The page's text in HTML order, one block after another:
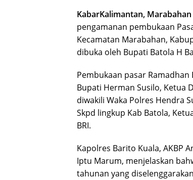
KabarKalimantan, Marabahan
pengamanan pembukaan
Kecamatan Marabahan,
dibuka oleh Bupati Batola H
Pembukaan pasar
Bupati Herman Susilo, Ketua
diwakili Waka Polres Hendra
Skpd lingkup Kab Batola,
BRI.
Kapolres Barito Kuala, AKBP
Iptu Marum, menjelaskan
tahunan yang